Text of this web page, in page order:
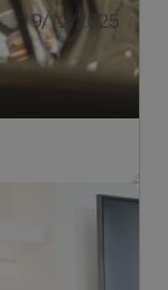
19/12/2025
van een
begeleiden